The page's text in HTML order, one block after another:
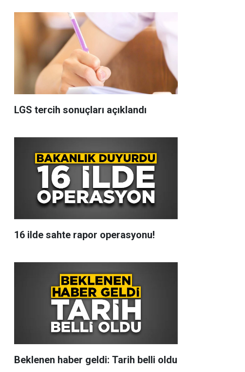
LGS tercih sonuçları açıklandı
16 ilde sahte rapor operasyonu!
Beklenen haber geldi: Tarih belli oldu